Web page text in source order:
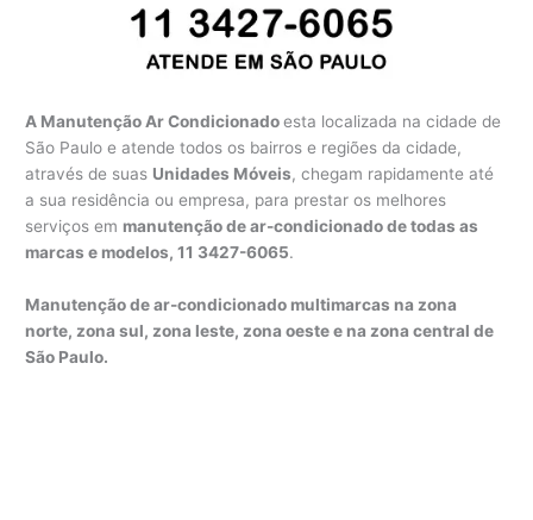
A Manutenção Ar Condicionadoesta localizada na cidade de
São Paulo e atende todos os bairros e regiões da cidade,
através de suas Unidades Móveis, chegam rapidamente até
a sua residência ou empresa, para prestar os melhores
serviços em manutenção de ar-condicionado de todas as
marcas e modelos, 11 3427-6065.
Manutenção de ar-condicionado multimarcas na zona
norte, zona sul, zona leste, zona oeste e na zona central de
São Paulo.